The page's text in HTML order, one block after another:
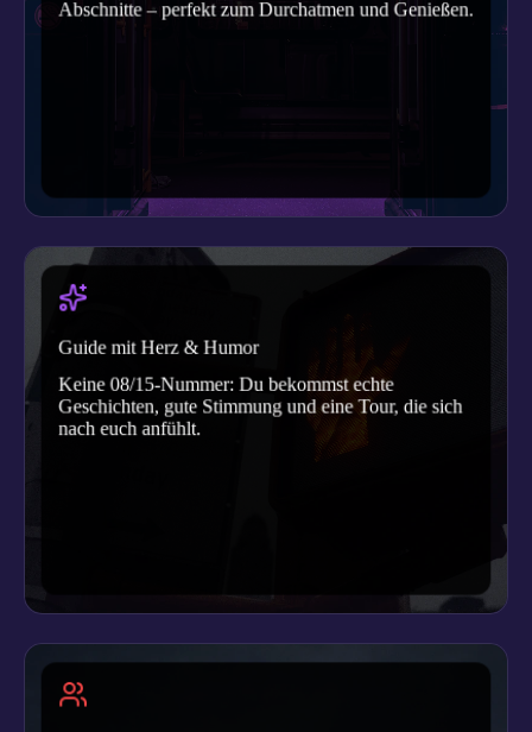
Abschnitte – perfekt zum Durchatmen und Genießen.
Guide mit Herz & Humor
Keine 08/15-Nummer: Du bekommst echte
Geschichten, gute Stimmung und eine Tour, die sich
nach euch anfühlt.